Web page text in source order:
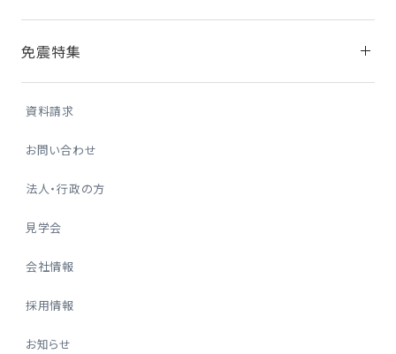
免震特集
資料請求
お問い合わせ
法人・行政の方
見学会
会社情報
採用情報
お知らせ